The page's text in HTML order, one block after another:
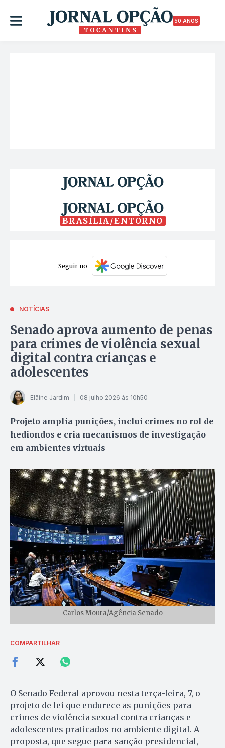
50 ANOS
BRASÍLIA/ENTORNO
Seguir no
NOTÍCIAS
Senado aprova aumento de penas
para crimes de violência sexual
digital contra crianças e
adolescentes
Elâine Jardim 08 julho 2026 às 10h50
Projeto amplia punições, inclui crimes no rol de
hediondos e cria mecanismos de investigação
em ambientes virtuais
Carlos Moura/Agência Senado
COMPARTILHAR
O Senado Federal aprovou nesta terça-feira, 7, o
projeto de lei que endurece as punições para
crimes de violência sexual contra crianças e
adolescentes praticados no ambiente digital. A
proposta, que segue para sanção presidencial,